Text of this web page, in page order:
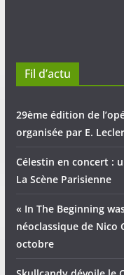
Fil d’actu
29ème édition de
organisée par E.
Célestin en concert :
La Scène Parisienne
« In The Beginning
néoclassique de Nico
octobre